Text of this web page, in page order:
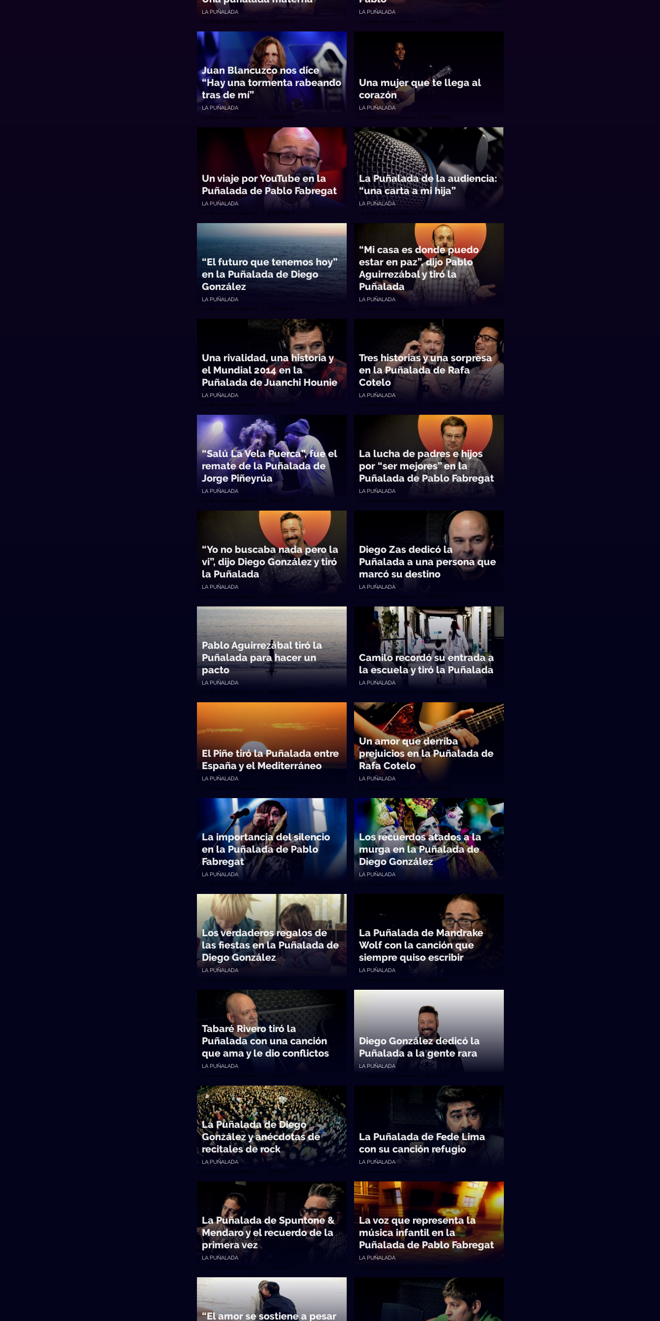
LA PUÑALADA
La Mesa de los Galanes • 15/05/2025
LA PUÑALADA
La Mesa de los Galanes • 07/09/2022
Juan Blancuzco nos dice
“Hay una tormenta rabeando
tras de mí”
LA PUÑALADA
La Mesa de los Galanes • 23/04/2020
Una mujer que te llega al
corazón
LA PUÑALADA
La Mesa de los Galanes • 12/03/2020
Un viaje por YouTube en la
Puñalada de Pablo Fabregat
LA PUÑALADA
La Mesa de los Galanes • 07/02/2019
La Puñalada de la audiencia:
“una carta a mi hija”
LA PUÑALADA
La Mesa de los Galanes • 22/05/2018
“El futuro que tenemos hoy”
en la Puñalada de Diego
González
LA PUÑALADA
La Mesa de los Galanes • 10/05/2018
“Mi casa es donde puedo
estar en paz”, dijo Pablo
Aguirrezábal y tiró la
Puñalada
LA PUÑALADA
La Mesa de los Galanes • 26/04/2018
Una rivalidad, una historia y
el Mundial 2014 en la
Puñalada de Juanchi Hounie
LA PUÑALADA
La Mesa de los Galanes • 19/04/2018
Tres historias y una sorpresa
en la Puñalada de Rafa
Cotelo
LA PUÑALADA
La Mesa de los Galanes • 12/04/2018
“Salú La Vela Puerca”, fue el
remate de la Puñalada de
Jorge Piñeyrúa
LA PUÑALADA
La Mesa de los Galanes • 05/04/2018
La lucha de padres e hijos
por “ser mejores” en la
Puñalada de Pablo Fabregat
LA PUÑALADA
La Mesa de los Galanes • 29/03/2018
“Yo no buscaba nada pero la
vi”, dijo Diego González y tiró
la Puñalada
LA PUÑALADA
La Mesa de los Galanes • 22/03/2018
Diego Zas dedicó la
Puñalada a una persona que
marcó su destino
LA PUÑALADA
La Mesa de los Galanes • 15/03/2018
Pablo Aguirrezábal tiró la
Puñalada para hacer un
pacto
LA PUÑALADA
La Mesa de los Galanes • 08/03/2018
Camilo recordó su entrada a
la escuela y tiró la Puñalada
LA PUÑALADA
La Mesa de los Galanes • 01/03/2018
El Piñe tiró la Puñalada entre
España y el Mediterráneo
LA PUÑALADA
La Mesa de los Galanes • 22/02/2018
Un amor que derriba
prejuicios en la Puñalada de
Rafa Cotelo
LA PUÑALADA
La Mesa de los Galanes • 15/02/2018
La importancia del silencio
en la Puñalada de Pablo
Fabregat
LA PUÑALADA
La Mesa de los Galanes • 08/02/2018
Los recuerdos atados a la
murga en la Puñalada de
Diego González
LA PUÑALADA
La Mesa de los Galanes • 01/02/2018
Los verdaderos regalos de
las fiestas en la Puñalada de
Diego González
LA PUÑALADA
La Mesa de los Galanes • 20/12/2017
La Puñalada de Mandrake
Wolf con la canción que
siempre quiso escribir
LA PUÑALADA
La Mesa de los Galanes • 19/12/2017
Tabaré Rivero tiró la
Puñalada con una canción
que ama y le dio conflictos
LA PUÑALADA
La Mesa de los Galanes • 13/12/2017
Diego González dedicó la
Puñalada a la gente rara
LA PUÑALADA
La Mesa de los Galanes • 06/12/2017
La Puñalada de Diego
González y anécdotas de
recitales de rock
LA PUÑALADA
La Mesa de los Galanes • 29/11/2017
La Puñalada de Fede Lima
con su canción refugio
LA PUÑALADA
La Mesa de los Galanes • 28/11/2017
La Puñalada de Spuntone &
Mendaro y el recuerdo de la
primera vez
LA PUÑALADA
La Mesa de los Galanes • 21/11/2017
La voz que representa la
música infantil en la
Puñalada de Pablo Fabregat
LA PUÑALADA
La Mesa de los Galanes • 20/11/2017
“El amor se sostiene a pesar